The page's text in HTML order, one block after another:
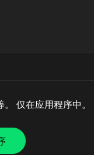
仅在应用程序中。